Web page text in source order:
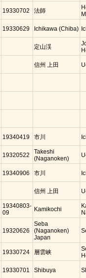
19330702 法師
19330629 Ichikawa (Chiba)
定山渓
信州 上田
19340419 市川
19320522
Takeshi
(Naganoken)
19340906 市川
信州 上田
19340803-
09
Kamikochi
19320626
Seba
(Naganoken)
Japan
19330724 層雲峡
19330701 Shibuya